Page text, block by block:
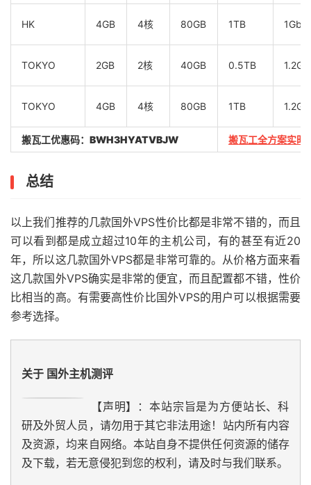
HK 4GB 4核 80GB 1TB
TOKYO 2GB 2核 40GB 0.5TB
TOKYO 4GB 4核 80GB 1TB
搬瓦工优惠码： BWH3HYATVBJW 搬瓦工全方案实时
总结
以上我们推荐的几款国外VPS性价比都是非常不错的，而且
可以看到都是成立超过10年的主机公司，有的甚至有近20
年，所以这几款国外VPS都是非常可靠的。从价格方面来看
这几款国外VPS确实是非常的便宜，而且配置都不错，性价
比相当的高。有需要高性价比国外VPS的用户可以根据需要
参考选择。
关于 国外主机测评
【声明】：本站宗旨是为方便站长、科
研及外贸人员，请勿用于其它非法用途！站内所有内容
及资源，均来自网络。本站自身不提供任何资源的储存
及下载，若无意侵犯到您的权利，请及时与我们联系。